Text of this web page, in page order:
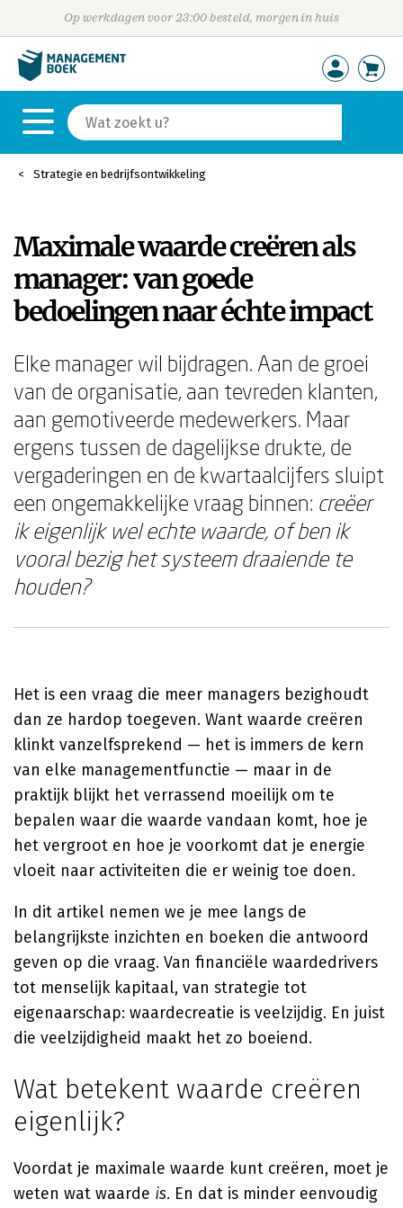
Op werkdagen voor 23:00 besteld, morgen in huis
Strategie en bedrijfsontwikkeling
Maximale waarde creëren als
manager: van goede
bedoelingen naar échte impact
Elke manager wil bijdragen. Aan de groei
van de organisatie, aan tevreden klanten,
aan gemotiveerde medewerkers. Maar
ergens tussen de dagelijkse drukte, de
vergaderingen en de kwartaalcijfers sluipt
een ongemakkelijke vraag binnen: creëer
ik eigenlijk wel echte waarde, of ben ik
vooral bezig het systeem draaiende te
houden?
Het is een vraag die meer managers bezighoudt
dan ze hardop toegeven. Want waarde creëren
klinkt vanzelfsprekend — het is immers de kern
van elke managementfunctie — maar in de
praktijk blijkt het verrassend moeilijk om te
bepalen waar die waarde vandaan komt, hoe je
het vergroot en hoe je voorkomt dat je energie
vloeit naar activiteiten die er weinig toe doen.
In dit artikel nemen we je mee langs de
belangrijkste inzichten en boeken die antwoord
geven op die vraag. Van financiële waardedrivers
tot menselijk kapitaal, van strategie tot
eigenaarschap: waardecreatie is veelzijdig. En juist
die veelzijdigheid maakt het zo boeiend.
Wat betekent waarde creëren
eigenlijk?
Voordat je maximale waarde kunt creëren, moet je
weten wat waarde is. En dat is minder eenvoudig